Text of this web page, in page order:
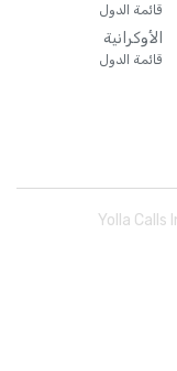
قائمة الدول
الأوكرانية
قائمة الدول